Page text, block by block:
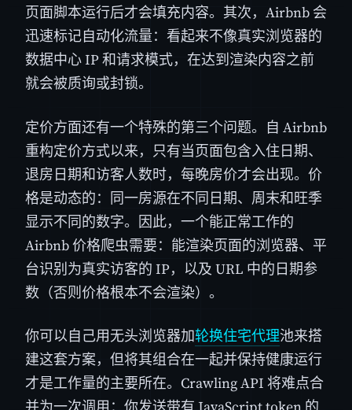
页面脚本运行后才会填充内容。其次，Airbnb 会
迅速标记自动化流量：看起来不像真实浏览器的
数据中心 IP 和请求模式，在达到渲染内容之前
就会被质询或封锁。
定价方面还有一个特殊的第三个问题。自 Airbnb
重构定价方式以来，只有当页面包含入住日期、
退房日期和访客人数时，每晚房价才会出现。价
格是动态的：同一房源在不同日期、周末和旺季
显示不同的数字。因此，一个能正常工作的
Airbnb 价格爬虫需要：能渲染页面的浏览器、平
台识别为真实访客的 IP，以及 URL 中的日期参
数（否则价格根本不会渲染）。
你可以自己用无头浏览器加轮换住宅代理池来搭
建这套方案，但将其组合在一起并保持健康运行
才是工作量的主要所在。Crawling API 将难点合